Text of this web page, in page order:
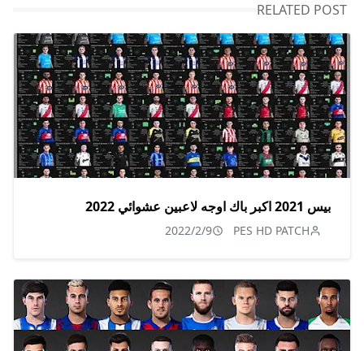
RELATED POST
بيس 2021 اكبر باك اوجه لاعبين عشوائي 2022
PES HD PATCH
2022/2/9